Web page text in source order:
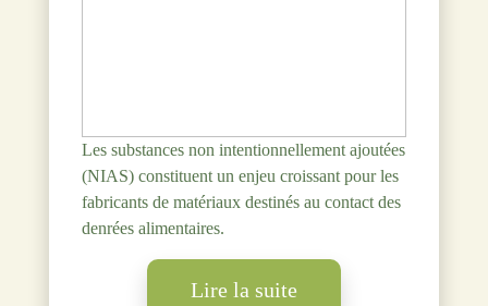
Les substances non intentionnellement ajoutées
(NIAS) constituent un enjeu croissant pour les
fabricants de matériaux destinés au contact des
denrées alimentaires.
Lire la suite